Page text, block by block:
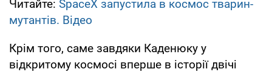
Читайте: SpaceX запустила в космос тварин-
мутантів. Відео
Крім того, саме завдяки Каденюку у
відкритому космосі вперше в історії двічі